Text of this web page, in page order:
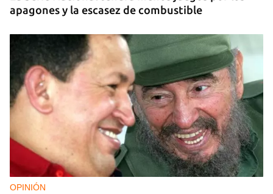
apagones y la escasez de combustible
OPINIÓN